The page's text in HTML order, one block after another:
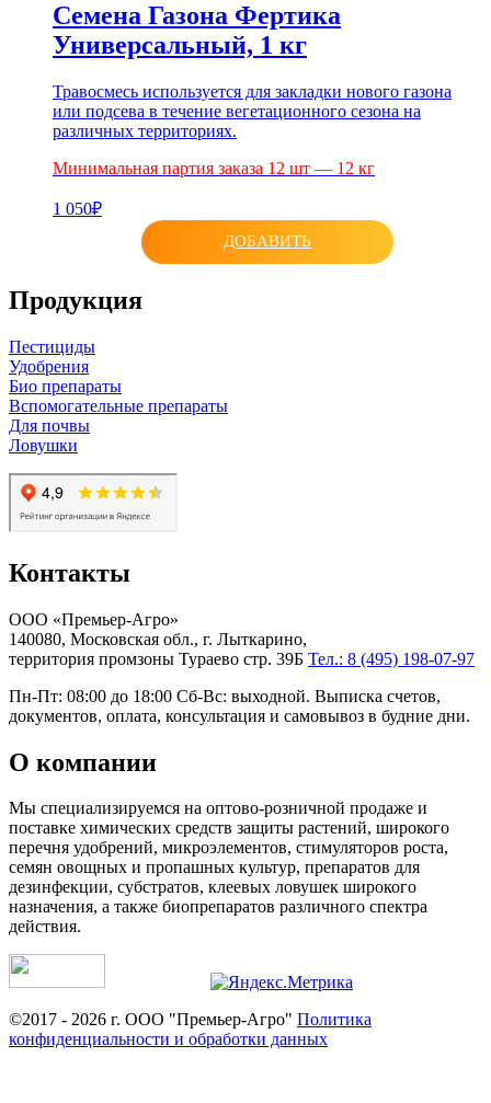
Семена Газона Фертика
Универсальный, 1 кг
Травосмесь используется для закладки нового газона
или подсева в течение вегетационного сезона на
различных территориях.
Минимальная партия заказа 12 шт — 12 кг
1 050₽
ДОБАВИТЬ
Продукция
Пестициды
Удобрения
Био препараты
Вспомогательные препараты
Для почвы
Ловушки
Контакты
ООО «Премьер-Агро»
140080, Московская обл., г. Лыткарино,
территория промзоны Тураево стр. 39Б Тел.: 8 (495) 198-07-97
Пн-Пт: 08:00 до 18:00 Сб-Вс: выходной. Выписка счетов,
документов, оплата, консультация и самовывоз в будние дни.
О компании
Мы специализируемся на оптово-розничной продаже и
поставке химических средств защиты растений, широкого
перечня удобрений, микроэлементов, стимуляторов роста,
семян овощных и пропашных культур, препаратов для
дезинфекции, субстратов, клеевых ловушек широкого
назначения, а также биопрепаратов различного спектра
действия.
©2017 - 2026 г. ООО "Премьер-Агро" Политика
конфиденциальности и обработки данных